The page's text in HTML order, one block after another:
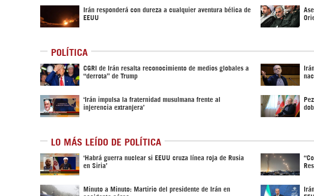
Irán responderá con dureza a cualquier aventura bélica de
EEUU
POLÍTICA
CGRI de Irán resalta reconocimiento de medios globales a
“derrota” de Trump
‘Irán impulsa la fraternidad musulmana frente al
injerencia extranjera’
LO MÁS LEÍDO DE POLÍTICA
‎‘Habrá guerra nuclear si EEUU cruza línea roja de Rusia
en Siria’‎
Minuto a Minuto: Martirio del presidente de Irán en